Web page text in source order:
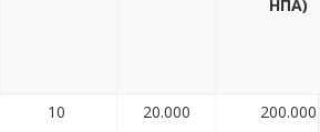
ΗΠΑ)
10 20.000 200.000